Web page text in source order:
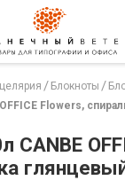
Блокноты
Flowers,
CANBE